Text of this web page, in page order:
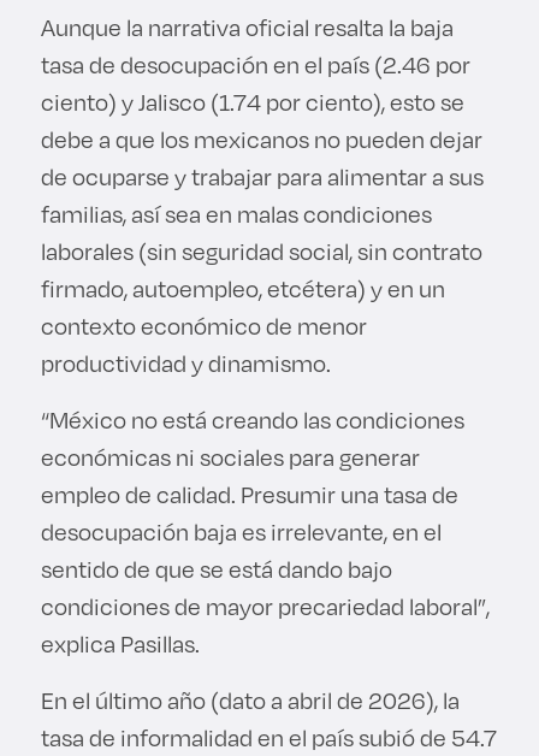
Aunque la narrativa oficial resalta la baja
tasa de desocupación en el país (2.46 por
ciento) y Jalisco (1.74 por ciento), esto se
debe a que los mexicanos no pueden dejar
de ocuparse y trabajar para alimentar a sus
familias, así sea en malas condiciones
laborales (sin seguridad social, sin contrato
firmado, autoempleo, etcétera) y en un
contexto económico de menor
productividad y dinamismo.
“México no está creando las condiciones
económicas ni sociales para generar
empleo de calidad. Presumir una tasa de
desocupación baja es irrelevante, en el
sentido de que se está dando bajo
condiciones de mayor precariedad laboral”,
explica Pasillas.
En el último año (dato a abril de 2026), la
tasa de informalidad en el país subió de 54.7